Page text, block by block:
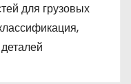
для грузовых